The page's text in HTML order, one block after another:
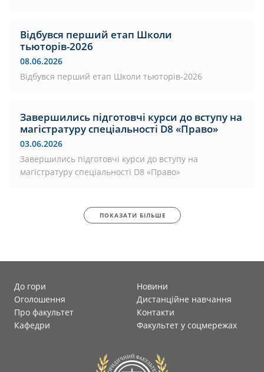
Відбувся перший етап Школи
тьюторів-2026
08.06.2026
Відбувся перший етап Школи тьюторів-2026
Завершились підготовчі курси до вступу на
магістратуру спеціальності D8 «Право»
03.06.2026
Завершились підготовчі курси до вступу на
магістратуру спеціальності D8 «Право»
ПОКАЗАТИ БІЛЬШЕ
До гори
Новини
Оголошення
Дистанційне навчання
Про факультет
Контакти
Кафедри
Факультет у соцмережах